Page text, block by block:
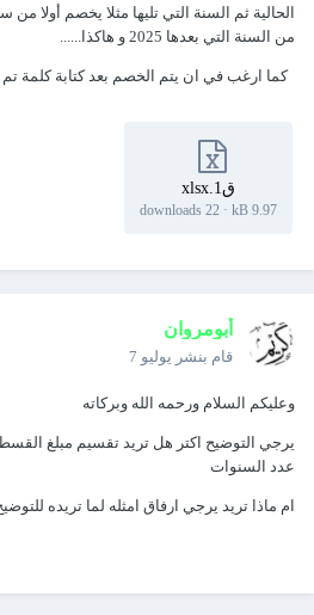
من السنة التي بعدها 2025 و هاكذا......
كما ارغب في ان يتم الخصم بعد كتابة كلمة تم
ق1.xlsx
9.97 kB
·
22 downloads
أبومروان
قام بنشر يوليو 7
وعليكم السلام ورحمه الله وبركاته
يرجي التوضيح اكتر هل تريد تقسيم مبلغ
عدد السنوات
ام ماذا تريد يرجي ارفاق امثله لما تريده